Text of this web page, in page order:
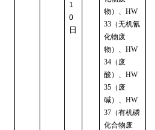
1
0
日
物）、HW
33 （无机氰
化物废
物）、HW
34 （废
酸）、HW
35 （废
碱）、HW
37 （有机磷
化合物废